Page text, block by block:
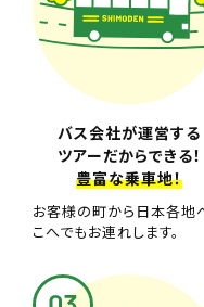
バス会社が運営する
ツアーだからできる！
豊富な乗車地！
お客様の町から日本各地
こへでもお連れします。